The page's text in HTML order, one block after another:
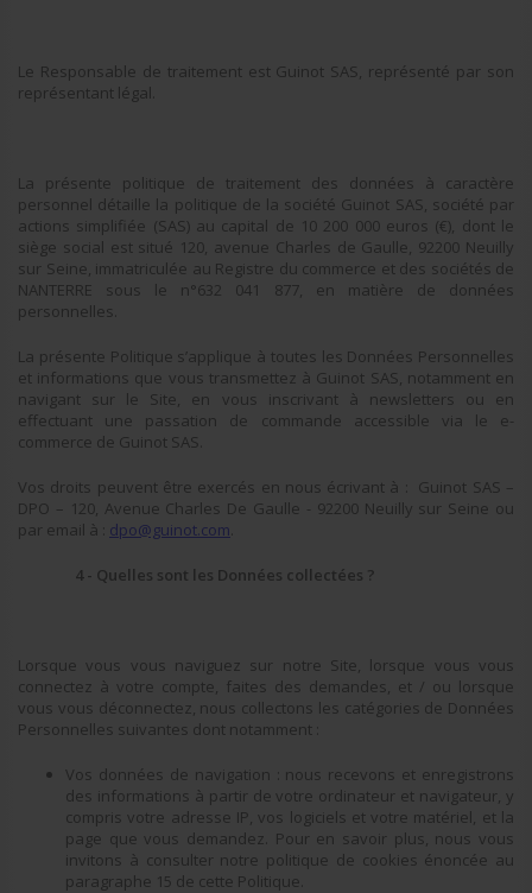
Le Responsable de traitement est Guinot SAS, représenté par son
représentant légal.
La présente politique de traitement des données à caractère
personnel détaille la politique de la société Guinot SAS, société par
actions simplifiée (SAS) au capital de 10 200 000 euros (€), dont le
siège social est situé 120, avenue Charles de Gaulle, 92200 Neuilly
sur Seine, immatriculée au Registre du commerce et des sociétés de
NANTERRE sous le n°632 041 877, en matière de données
personnelles.
La présente Politique s’applique à toutes les Données Personnelles
et informations que vous transmettez à Guinot SAS, notamment en
navigant sur le Site, en vous inscrivant à newsletters ou en
effectuant une passation de commande accessible via le e-
commerce de Guinot SAS.
Vos droits peuvent être exercés en nous écrivant à : Guinot SAS –
DPO – 120, Avenue Charles De Gaulle - 92200 Neuilly sur Seine ou
par email à : dpo@guinot.com
4 - Quelles sont les Données collectées ?
Lorsque vous vous naviguez sur notre Site, lorsque vous vous
connectez à votre compte, faites des demandes, et / ou lorsque
vous vous déconnectez, nous collectons les catégories de Données
Personnelles suivantes dont notamment :
Vos données de navigation : nous recevons et enregistrons
des informations à partir de votre ordinateur et navigateur, y
compris votre adresse IP, vos logiciels et votre matériel, et la
page que vous demandez. Pour en savoir plus, nous vous
invitons à consulter notre politique de cookies énoncée au
paragraphe 15 de cette Politique.